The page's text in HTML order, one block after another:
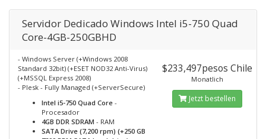
Servidor Dedicado Windows Intel i5-750 Quad
Core-4GB-250GBHD
- Windows Server (+Windows 2008
Standard 32bit) (+ESET NOD32 Anti-Virus)
(+MSSQL Express 2008)
- Plesk - Fully Managed (+ServerSecure)
Intel i5-750 Quad Core -
Procesador
4GB DDR SDRAM - RAM
SATA Drive (7,200 rpm) (+250 GB
$233,497pesos Chile
Monatlich
Jetzt bestellen